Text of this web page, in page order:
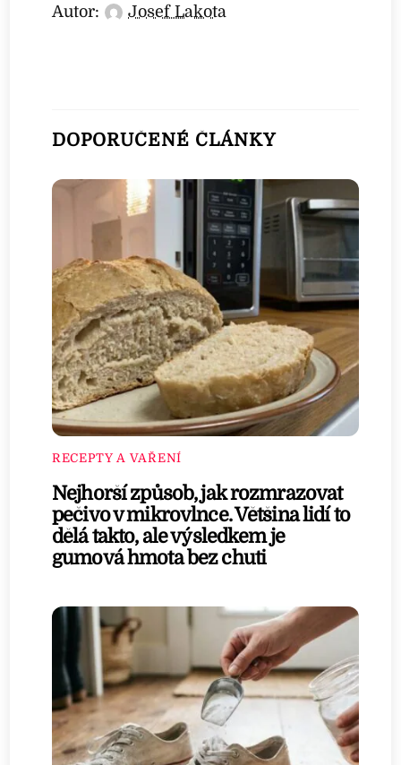
Autor: Josef Lakota
DOPORUČENÉ ČLÁNKY
RECEPTY A VAŘENÍ
Nejhorší způsob, jak rozmrazovat
pečivo v mikrovlnce. Většina lidí to
dělá takto, ale výsledkem je
gumová hmota bez chuti